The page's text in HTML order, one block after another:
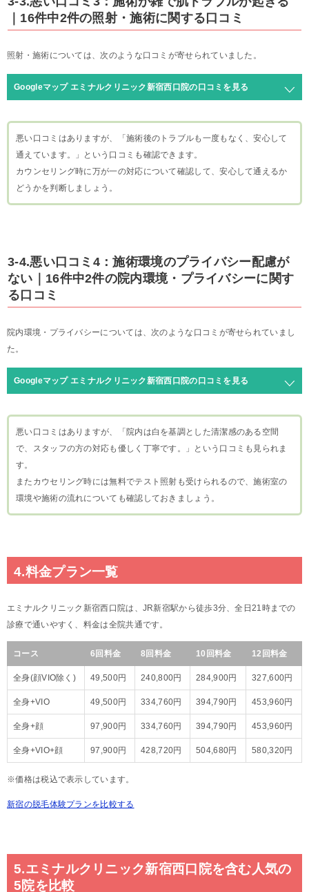
｜16件中2件の照射・施術に関する口コミ
照射・施術については、次のような口コミが寄せられていました。
Googleマップ エミナルクリニック新宿西口院の口コミを見る
悪い口コミはありますが、「施術後のトラブルも一度もなく、安心して
通えています。」という口コミも確認できます。
カウンセリング時に万が一の対応について確認して、安心して通えるか
どうかを判断しましょう。
3-4.悪い口コミ4：施術環境のプライバシー配慮が
ない｜16件中2件の院内環境・プライバシーに関す
る口コミ
院内環境・プライバシーについては、次のような口コミが寄せられていまし
た。
Googleマップ エミナルクリニック新宿西口院の口コミを見る
悪い口コミはありますが、「院内は白を基調とした清潔感のある空間
で、スタッフの方の対応も優しく丁寧です。」という口コミも見られま
す。
またカウセリング時には無料でテスト照射も受けられるので、施術室の
環境や施術の流れについても確認しておきましょう。
4.料金プラン一覧
エミナルクリニック新宿西口院は、JR新宿駅から徒歩3分、全日21時までの
診療で通いやすく、料金は全院共通です。
コース 6回料金 8回料金 10回料金 12回料金
全身(顔VIO除く) 49,500円 240,800円 284,900円 327,600円
全身+VIO 49,500円 334,760円 394,790円 453,960円
全身+顔 97,900円 334,760円 394,790円 453,960円
全身+VIO+顔 97,900円 428,720円 504,680円 580,320円
※価格は税込で表示しています。
新宿の脱毛体験プランを比較する
5.エミナルクリニック新宿西口院を含む人気の
5院を比較